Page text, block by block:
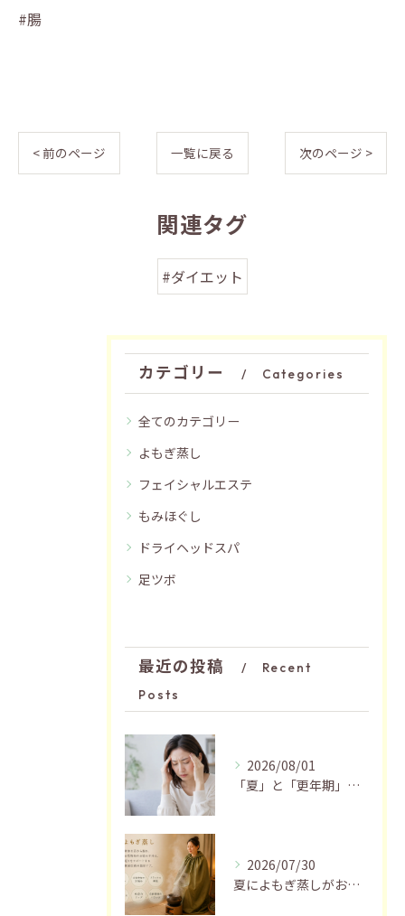
#腸
< 前のページ 一覧に戻る 次のページ >
関連タグ
#ダイエット
カテゴリー Categories
全てのカテゴリー
よもぎ蒸し
フェイシャルエステ
もみほぐし
ドライヘッドスパ
足ツボ
最近の投稿
Recent
Posts
2026/08/01
「夏」と「更年期」の関係…おすすめの過ごし方🍃
2026/07/30
夏によもぎ蒸しがおすすめの理由✨